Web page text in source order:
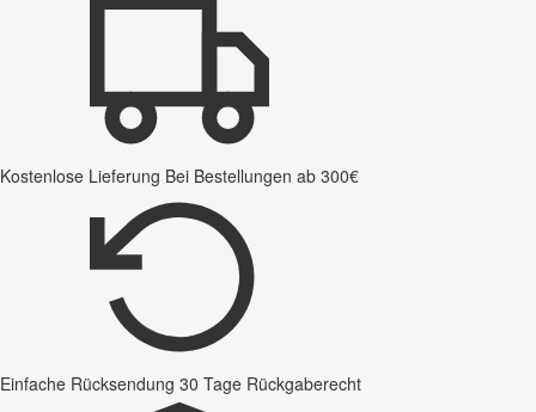
Kostenlose Lieferung Bei Bestellungen ab 300€
Einfache Rücksendung 30 Tage Rückgaberecht